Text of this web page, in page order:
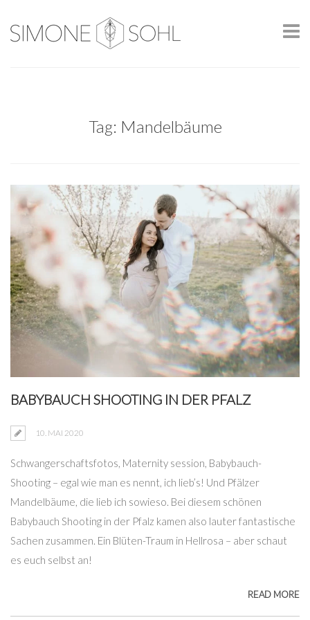
Tag: Mandelbäume
BABYBAUCH SHOOTING IN DER PFALZ
10. MAI 2020
Schwangerschaftsfotos, Maternity session, Babybauch-
Shooting – egal wie man es nennt, ich lieb’s! Und Pfälzer
Mandelbäume, die lieb ich sowieso. Bei diesem schönen
Babybauch Shooting in der Pfalz kamen also lauter fantastische
Sachen zusammen. Ein Blüten-Traum in Hellrosa – aber schaut
es euch selbst an!
READ MORE